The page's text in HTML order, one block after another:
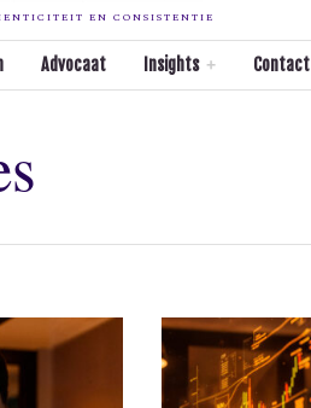
EN CONSISTENTIE
Advocaat Insights Contact